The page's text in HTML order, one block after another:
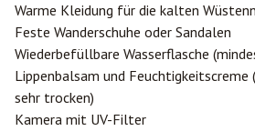
Warme Kleidung für die kalten
Feste Wanderschuhe oder Sandalen
Wiederbefüllbare Wasserflasche
Lippenbalsam und
sehr trocken)
Kamera mit UV-Filter